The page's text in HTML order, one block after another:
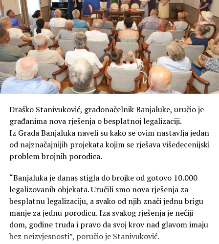
Draško Stanivuković, gradonačelnik Banjaluke, uručio je
građanima nova rješenja o besplatnoj legalizaciji.
Iz Grada Banjaluka naveli su kako se ovim nastavlja jedan
od najznačajnijih projekata kojim se rješava višedecenijski
problem brojnih porodica.
“Banjaluka je danas stigla do brojke od gotovo 10.000
legalizovanih objekata. Uručili smo nova rješenja za
besplatnu legalizaciju, a svako od njih znači jednu brigu
manje za jednu porodicu. Iza svakog rješenja je nečiji
dom, godine truda i pravo da svoj krov nad glavom imaju
bez neizvjesnosti”, poručio je Stanivuković.